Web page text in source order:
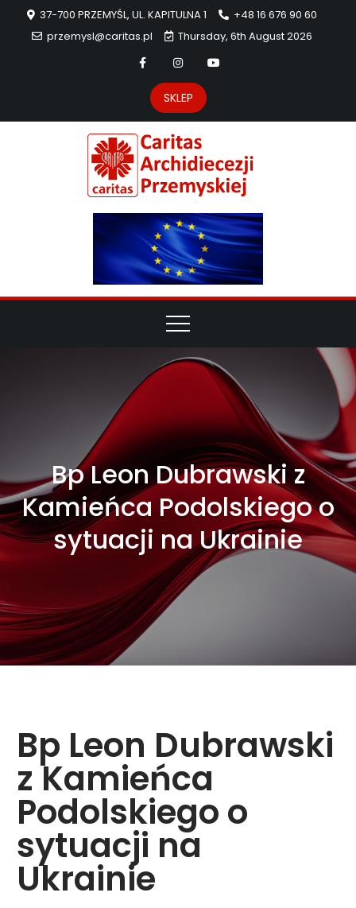
37-700 PRZEMYŚL, UL. KAPITULNA 1
+48 16 676 90 60
przemysl@caritas.pl
Thursday, 6th August 2026
SKLEP
Bp Leon Dubrawski z
Kamieńca Podolskiego o
sytuacji na Ukrainie
Bp Leon Dubrawski
z Kamieńca
Podolskiego o
sytuacji na
Ukrainie